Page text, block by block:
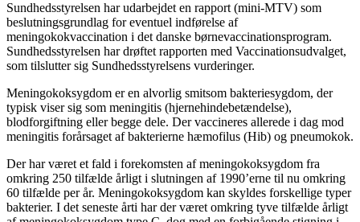
Sundhedsstyrelsen har udarbejdet en rapport (mini-MTV) som
beslutningsgrundlag for eventuel indførelse af
meningokokvaccination i det danske børnevaccinationsprogram.
Sundhedsstyrelsen har drøftet rapporten med Vaccinationsudvalget,
som tilslutter sig Sundhedsstyrelsens vurderinger.
Meningokoksygdom er en alvorlig smitsom bakteriesygdom, der
typisk viser sig som meningitis (hjernehindebetændelse),
blodforgiftning eller begge dele. Der vaccineres allerede i dag mod
meningitis forårsaget af bakterierne hæmofilus (Hib) og pneumokok.
Der har været et fald i forekomsten af meningokoksygdom fra
omkring 250 tilfælde årligt i slutningen af 1990’erne til nu omkring
60 tilfælde per år. Meningokoksygdom kan skyldes forskellige typer
bakterier. I det seneste årti har der været omkring tyve tilfælde årligt